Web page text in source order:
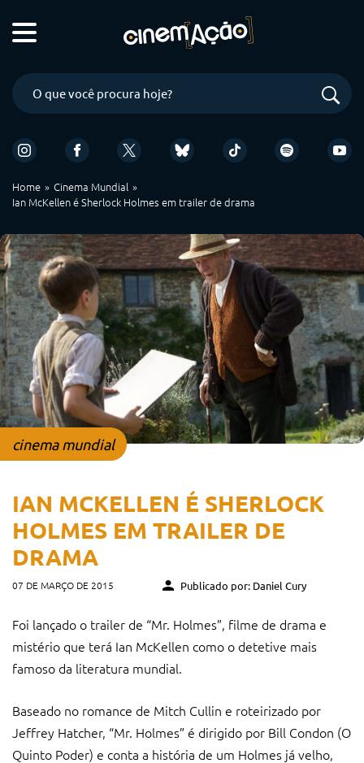
Home
Cinema Mundial
Ian McKellen é Sherlock Holmes em trailer de drama
cinema mundial
IAN MCKELLEN É SHERLOCK
HOLMES EM TRAILER DE
DRAMA
07 DE MARÇO DE 2015 Publicado por: Daniel Cury
Foi lançado o trailer de “Mr. Holmes”, filme de drama e
mistério que terá Ian McKellen como o detetive mais
famoso da literatura mundial.
Baseado no romance de Mitch Cullin e roteirizado por
Jeffrey Hatcher, “Mr. Holmes” é dirigido por Bill Condon (O
Quinto Poder) e conta a história de um Holmes já velho,